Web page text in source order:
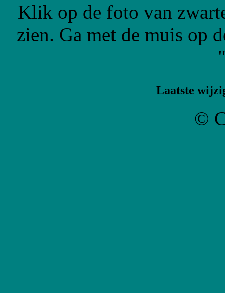
Klik op de foto van
zien. Ga met de muis op
Laatste
©